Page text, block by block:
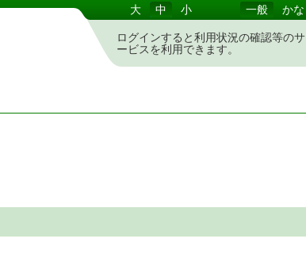
大 中 小 一般 かな
ログインすると利用状況の確認等のサ
ービスを利用できます。